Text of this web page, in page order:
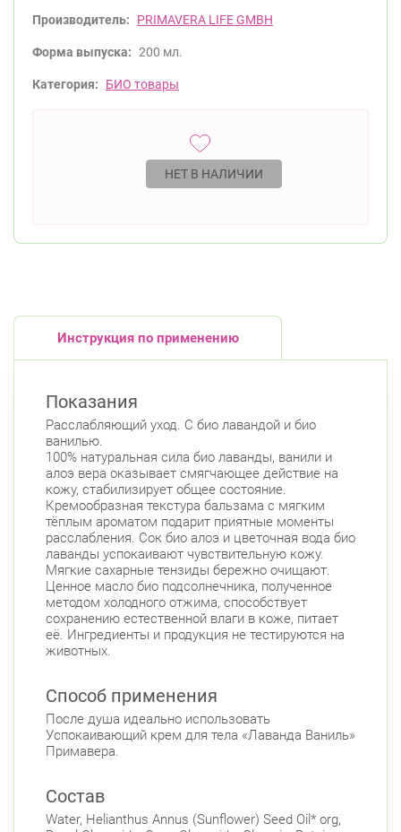
Производитель: PRIMAVERA LIFE GMBH
Форма выпуска: 200 мл.
Категория: БИО товары
НЕТ В НАЛИЧИИ
Инструкция по применению
Показания
Расслабляющий уход. С био лавандой и био
ванилью.
100% натуральная сила био лаванды, ванили и
алоэ вера оказывает смягчающее действие на
кожу, стабилизирует общее состояние.
Кремообразная текстура бальзама с мягким
тёплым ароматом подарит приятные моменты
расслабления. Сок био алоэ и цветочная вода био
лаванды успокаивают чувствительную кожу.
Мягкие сахарные тензиды бережно очищают.
Ценное масло био подсолнечника, полученное
методом холодного отжима, способствует
сохранению естественной влаги в коже, питает
её. Ингредиенты и продукция не тестируются на
животных.
Способ применения
После душа идеально использовать
Успокаивающий крем для тела «Лаванда Ваниль»
Примавера.
Состав
Water, Helianthus Annus (Sunflower) Seed Oil* org,